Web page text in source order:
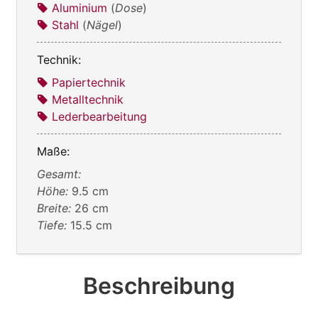
Aluminium (Dose)
Stahl (Nägel)
Technik:
Papiertechnik
Metalltechnik
Lederbearbeitung
Maße:
Gesamt:
Höhe: 9.5 cm
Breite: 26 cm
Tiefe: 15.5 cm
Beschreibung